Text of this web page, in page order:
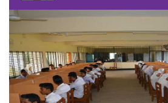
Previous